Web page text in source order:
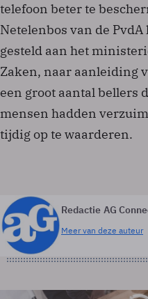
telefoon beter te
Netelenbos van de
gesteld aan het
Zaken, naar aanleiding
een groot aantal bellers
mensen hadden
tijdig op te waarderen.
Redactie AG
Meer van deze auteur